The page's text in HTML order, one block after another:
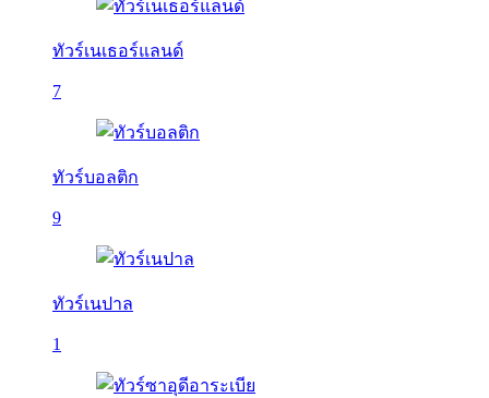
ทัวร์เนเธอร์แลนด์
7
ทัวร์บอลติก
9
ทัวร์เนปาล
1